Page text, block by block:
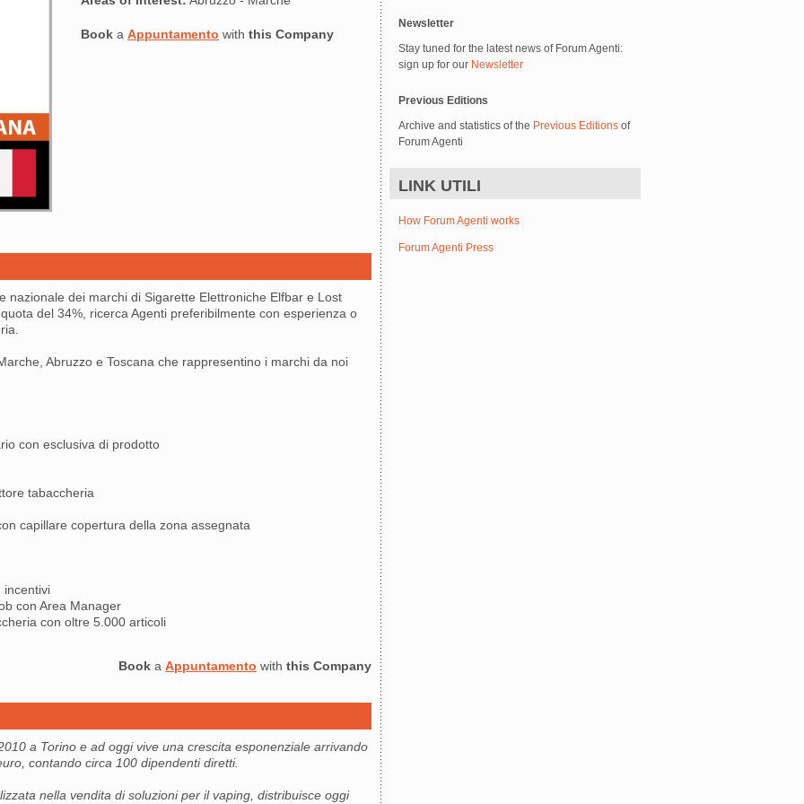
Book a Appuntamento with this Company
nazionale dei marchi di Sigarette Elettroniche Elfbar e Lost
del 34%, ricerca Agenti preferibilmente con esperienza o
Abruzzo e Toscana che rappresentino i marchi da noi
con esclusiva di prodotto
tabaccheria
capillare copertura della zona assegnata
incentivi
con Area Manager
con oltre 5.000 articoli
Book a Appuntamento with this Company
a Torino e ad oggi vive una crescita esponenziale arrivando
contando circa 100 dipendenti diretti.
nella vendita di soluzioni per il vaping, distribuisce oggi
Newsletter
Stay tuned for the latest news of Forum Agenti:
sign up for our Newsletter
Previous Editions
Archive and statistics of the Previous Editions of
Forum Agenti
LINK UTILI
How Forum Agenti works
Forum Agenti Press